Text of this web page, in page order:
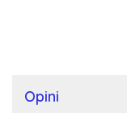
Opini